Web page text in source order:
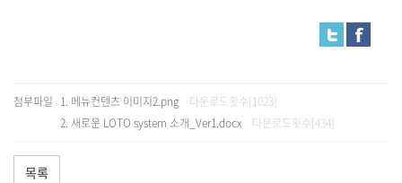
첨부파일 메뉴컨텐츠 이미지2.png
다운로드횟수[1023]
새로운 LOTO system 소개_Ver1.docx
다운로드횟수[434]
목록